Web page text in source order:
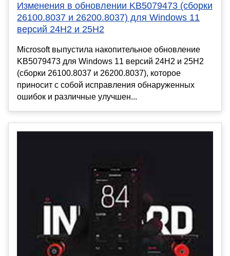
Изменения в обновлении KB5079473 (сборки
26100.8037 и 26200.8037) для Windows 11
версий 24H2 и 25H2
Microsoft выпустила накопительное обновление
KB5079473 для Windows 11 версий 24H2 и 25H2
(сборки 26100.8037 и 26200.8037), которое
приносит с собой исправления обнаруженных
ошибок и различные улучшен...